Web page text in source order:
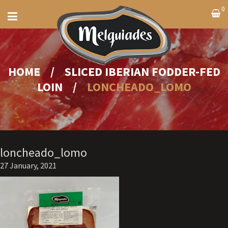
0
HOME /
SLICED IBERIAN FODDER-FED
LOIN
/ LONCHEADO_LOMO
loncheado_lomo
27 January, 2021